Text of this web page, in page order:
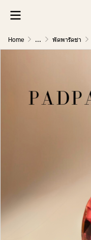
Home ... พัดพารัดชา